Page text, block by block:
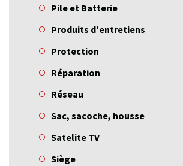
Pile et Batterie
Produits d'entretiens
Protection
Réparation
Réseau
Sac, sacoche, housse
Satelite TV
Siège